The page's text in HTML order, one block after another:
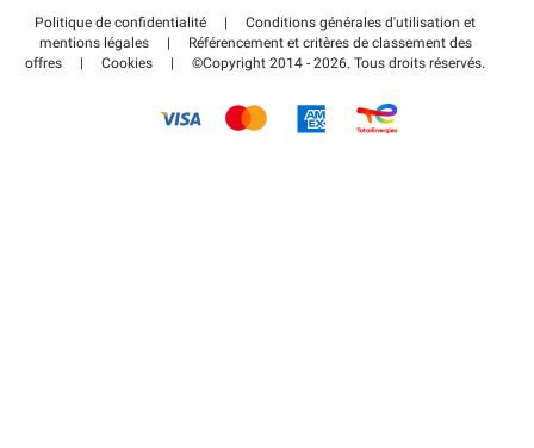
Régler votre stationnement FLOW
Wiki
Guide du stationnement
Politique de confidentialité |
Conditions générales d'utilisation et
mentions légales
|
Référencement et critères de classement des
offres
| Cookies | ©Copyright 2014 - 2026. Tous droits réservés.